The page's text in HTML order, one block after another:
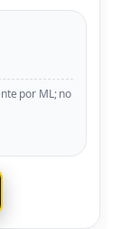
por ML; no